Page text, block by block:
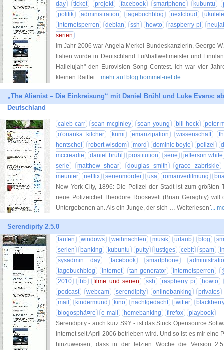
day
ticket projekt facebook smartphone kubuntu
politik
administration tagebuchblog nextcloud
ukulele
internetsperren
debian ssh howto raspberry pi
serien
Im Jahr 2006 war Angela Merkel Bundeskanzlerin, George
Italien wurde in Deutschland Fußballweltmeister und
Hallelujah" den Eurovision Song Contest. Ich war vier
kleinen Raiffei... mehr auf blog.hommel-net.de
„The Alienist – Die Einkreisung“ mit Daniel Brühl und Luke Evans:
Deutschland
caleb carr sean mcginley sean young bill heck
peter
o'orianka kilcher
krimi emanzipation wissenschaft
hentschel
robert wisdom mord dominic boyle polizei
mccreadie
daniel brühl prostitution serie
jefferson white
serie
matthew shear douglas smith
grace zabriskie
meunier
netflix serienmörder usa romanverfilmung
New York City, 1896: Die Polizei der Stadt ist zum
neue Polizeichef Theodore Roosevelt (Brian Geraghty)
Untergebenen an. Als ein Junge, der sich … Weiterlesen ͛...
Serendipity 2.5.0
laufen windows weihnachten musik urlaub blog
serien
banking kubuntu putty lustiges cebit spam
sysadmin day
facebook smartphone
tagebuchblog
internet tan-generator internetsperren
2010
tbb filme und serien ssh raspberry pi
howto
podcast
webcam serendipity onlinebanking
privates
mail
kindermund kino nachtgedacht twitter
blogosphã¤re
e-mail homebanking firefox
playbook
Serendipity - auch kurz S9Y - ist das Stück Opensource
Internet seit April 2006 betrieben wird. Und so ist es mir eine
hinzuweisen, dass in der letzten Woche die Version